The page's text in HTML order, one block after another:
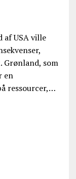
USA ville
som
en
ressourcer,…